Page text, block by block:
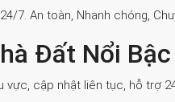
7. An toàn, Nhanh chóng,
Đất Nổi Bậc
vực, cập nhật liên tục, hỗ trợ